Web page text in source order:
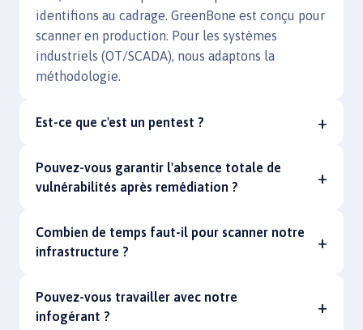
identifions au cadrage. GreenBone est conçu pour
scanner en production. Pour les systèmes
industriels (OT/SCADA), nous adaptons la
méthodologie.
Est-ce que c'est un pentest ?
Pouvez-vous garantir l'absence totale de
vulnérabilités après remédiation ?
Combien de temps faut-il pour scanner notre
infrastructure ?
Pouvez-vous travailler avec notre
infogérant ?